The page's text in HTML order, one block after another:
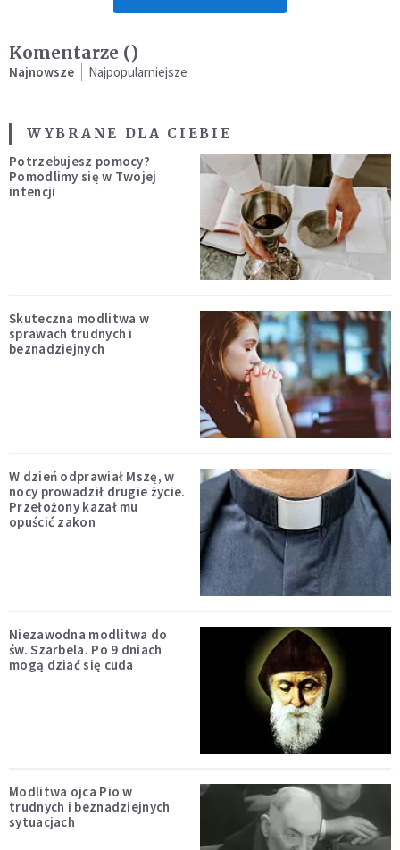
Komentarze ()
Najnowsze Najpopularniejsze
WYBRANE DLA CIEBIE
Potrzebujesz pomocy?
Pomodlimy się w Twojej
intencji
Skuteczna modlitwa w
sprawach trudnych i
beznadziejnych
W dzień odprawiał Mszę, w
nocy prowadził drugie życie.
Przełożony kazał mu
opuścić zakon
Niezawodna modlitwa do
św. Szarbela. Po 9 dniach
mogą dziać się cuda
Modlitwa ojca Pio w
trudnych i beznadziejnych
sytuacjach